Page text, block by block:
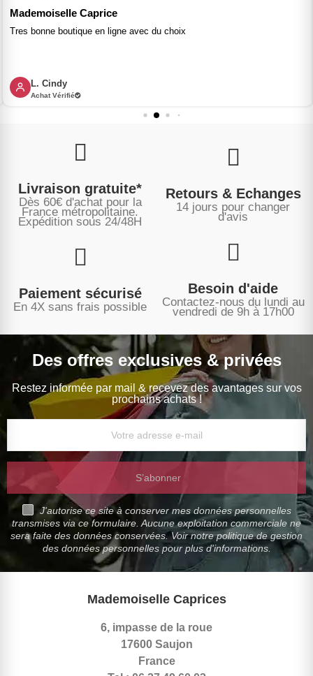
Mademoiselle Caprice
Tres bonne boutique en ligne avec du choix
L. Cindy
Achat Vérifié
Livraison gratuite*
Dès 60€ d'achat pour la
France métropolitaine.
Expédition sous 24/48H
Retours & Echanges
14 jours pour changer
d'avis
Paiement sécurisé
En 4X sans frais possible
Besoin d'aide
Contactez-nous du lundi au
vendredi de 9h à 17h00
Des offres exclusives & privées
Restez informée par mail & recevez des avantages sur vos
prochains achats !
S’abonner
J'autorise ce site à conserver mes données personnelles
transmises via ce formulaire. Aucune exploitation commerciale ne
sera faite des données conservées. Voir notre politique de gestion
des données personnelles pour plus d'informations.
Mademoiselle Caprices
6, impasse de la roue
17600 Saujon
France